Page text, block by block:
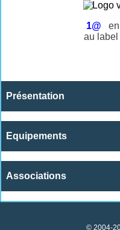
1@
au label
Présentation
Equipements
Associations
© 2004-